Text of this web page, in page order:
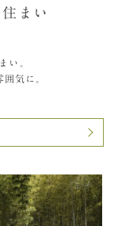
まい
い。
気に。